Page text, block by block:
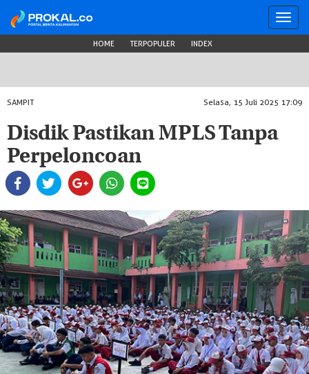
HOME TERPOPULER INDEX
SAMPIT Selasa, 15 Juli 2025 17:09
Disdik Pastikan MPLS Tanpa
Perpeloncoan